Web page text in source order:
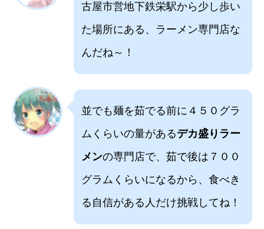
古屋市営地下鉄栄駅から少し歩い
た場所にある、ラーメン専門店な
んだね～！
並でも麺を茹でる前に４５０グラ
ムくらいの量があるデカ盛りラー
メンの専門店で、茹で後は７００
グラムくらいになるから、食べき
る自信がある人だけ挑戦してね！